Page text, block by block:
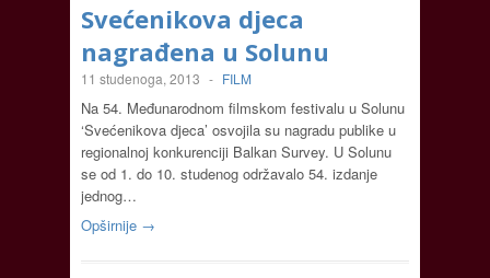
Svećenikova djeca
nagrađena u Solunu
11 studenoga, 2013 - FILM
Na 54. Međunarodnom filmskom festivalu u Solunu
‘Svećenikova djeca’ osvojila su nagradu publike u
regionalnoj konkurenciji Balkan Survey. U Solunu
se od 1. do 10. studenog održavalo 54. izdanje
jednog…
Opširnije →